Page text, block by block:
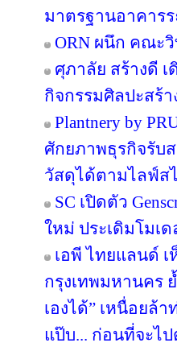
มาตรฐานอาคารระ
ORN ผนึก คณะ
ศุภาลัย สร้างดี
กิจกรรมศิลปะสร้า
Plantnery by
ศักยภาพธุรกิจรับ
วัสดุได้ตามไลฟ์สไ
SC เปิดตัว
ใหม่ ประเดิมโมเด
เอพี ไทยแลนด์ เ
กรุงเทพมหานคร
เองได้” เหนื่อยล้
แป๊บ... ก่อนที่จะไป